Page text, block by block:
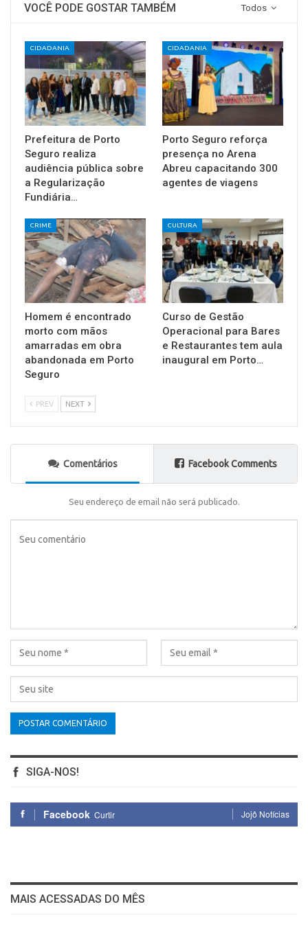
Todos
VOCÊ PODE GOSTAR TAMBÉM
CIDADANIA
Prefeitura de Porto
Seguro realiza
audiência pública sobre
a Regularização
Fundiária…
CIDADANIA
Porto Seguro reforça
presença no Arena
Abreu capacitando 300
agentes de viagens
CRIME
Homem é encontrado
morto com mãos
amarradas em obra
abandonada em Porto
Seguro
CULTURA
Curso de Gestão
Operacional para Bares
e Restaurantes tem aula
inaugural em Porto…
PREV NEXT
Comentários Facebook Comments
Seu endereço de email não será publicado.
SIGA-NOS!
Facebook Curtir Jojô Notícias
MAIS ACESSADAS DO MÊS